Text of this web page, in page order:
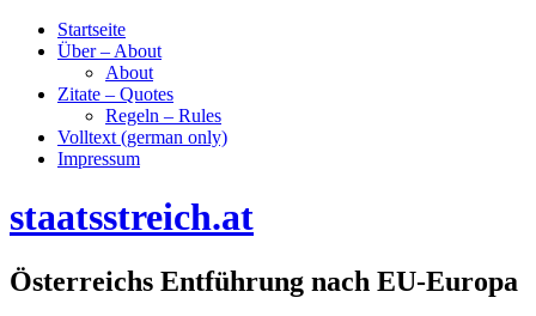
Startseite
Über – About
About
Zitate – Quotes
Regeln – Rules
Volltext (german only)
Impressum
staatsstreich.at
Österreichs Entführung nach EU-Europa